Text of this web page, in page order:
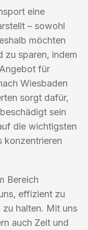
eine
– sowohl
möchten
zu sparen, indem
für
Wiesbaden
sorgt dafür,
sein
die wichtigsten
konzentrieren
Bereich
effizient zu
zu halten. Mit uns
auch Zeit und